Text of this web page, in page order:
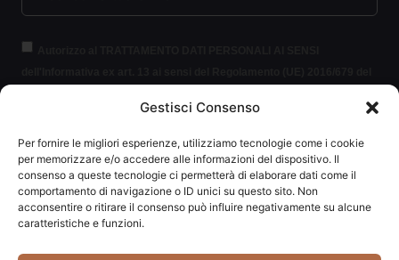
Gestisci Consenso
Per fornire le migliori esperienze, utilizziamo tecnologie come i cookie
per memorizzare e/o accedere alle informazioni del dispositivo. Il
consenso a queste tecnologie ci permetterà di elaborare dati come il
comportamento di navigazione o ID unici su questo sito. Non
acconsentire o ritirare il consenso può influire negativamente su alcune
caratteristiche e funzioni.
protezione delle persone fisiche con riguardo al trattamento dei dati
informazioni.
ISCRIVITI ALLA NEWSLETTER